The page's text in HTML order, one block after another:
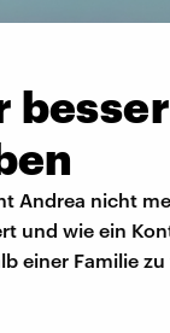
Andrea nicht
und wie ein
einer Familie